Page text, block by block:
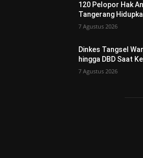
120 Pelopor Hak
Tangerang
7 Agustus 2026
Dinkes Tangsel
hingga DBD Saat
7 Agustus 2026